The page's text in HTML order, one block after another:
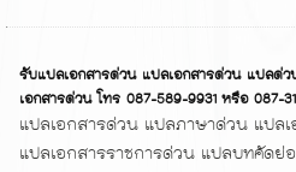
รับแปลเอกสารด่วน แปลเอกสารด่วน แปลด่
เอกสารด่วน โทร 087-589-9931 หรือ 087-
แปลเอกสารด่วน แปลภาษาด่วน แปล
แปลเอกสารราชการด่วน แปลบทคัด